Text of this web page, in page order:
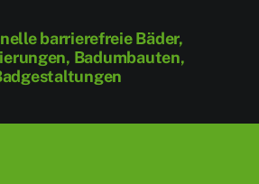
barrierefreie Bäder,
Badumbauten,